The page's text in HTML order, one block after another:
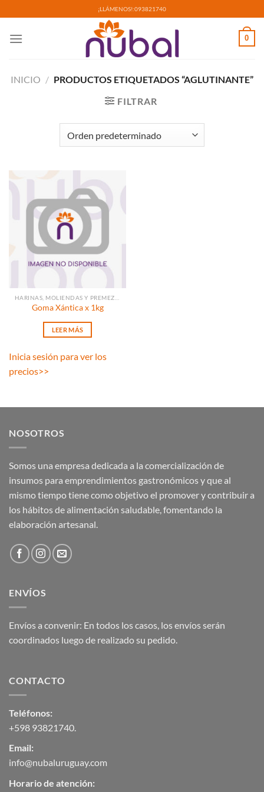
al
contenido
¡LLÁMENOS!:093821740
0
INICIO / PRODUCTOS ETIQUETADOS “AGLUTINANTE”
FILTRAR
Goma Xántica x 1kg
LEER MÁS
Inicia sesión para ver los
precios>>
NOSOTROS
Somos una empresa dedicada a la comercialización de
insumos para emprendimientos gastronómicos y que al
mismo tiempo tiene como objetivo el promover y contribuir a
los hábitos de alimentación saludable, fomentando la
elaboración artesanal.
ENVÍOS
Envíos a convenir: En todos los casos, los envíos serán
coordinados luego de realizado su pedido.
CONTACTO
Teléfonos:
+598 93821740.
Email:
info@nubaluruguay.com
Horario de atención: